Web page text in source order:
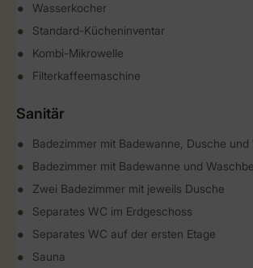
Wasserkocher
Standard-Kücheninventar
Kombi-Mikrowelle
Filterkaffeemaschine
Sanitär
Badezimmer mit Badewanne, Dusche und
Badezimmer mit Badewanne und
Zwei Badezimmer mit jeweils Dusche
Separates WC im Erdgeschoss
Separates WC auf der ersten Etage
Sauna